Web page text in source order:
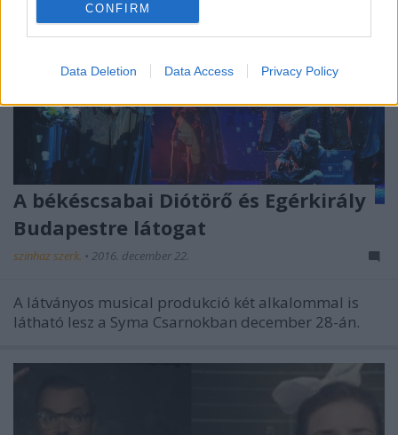
CONFIRM
Data Deletion Data Access Privacy Policy
A békéscsabai Diótörő és Egérkirály
Budapestre látogat
szinhaz szerk. • 2016. december 22.
A látványos musical produkció két alkalommal is
látható lesz a Syma Csarnokban december 28-án.